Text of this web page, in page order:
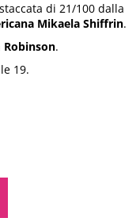
di 21/100 dalla
Mikaela Shiffrin.
Robinson.
19.